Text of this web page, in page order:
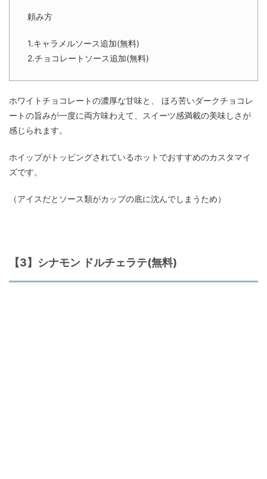
頼み方
1.キャラメルソース追加(無料)
2.チョコレートソース追加(無料)
ホワイトチョコレートの濃厚な甘味と、 ほろ苦いダークチョコレ
ートの旨みが一度に両方味わえて、スイーツ感満載の美味しさが
感じられます。
ホイップがトッピングされているホットでおすすめのカスタマイ
ズです。
（アイスだとソース類がカップの底に沈んでしまうため）
【3】シナモン ドルチェラテ(無料)